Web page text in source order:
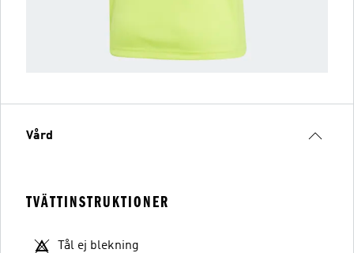
Vård
TVÄTTINSTRUKTIONER
Tål ej blekning